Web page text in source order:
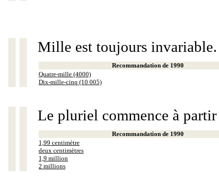
Mille est toujours invariable.
Recommandation de 1990
Quatre-mille (4000)
Dix-mille-cinq (10 005)
Le pluriel commence à
Recommandation de 1990
1,99 centimètre
deux centimètres
1,9 million
2 millions